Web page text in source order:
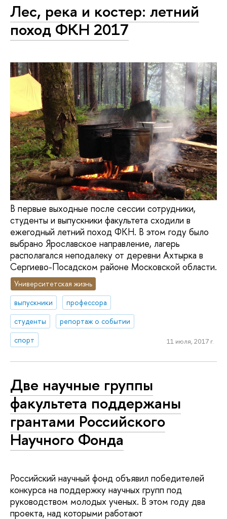
Лес, река и костер: летний
поход ФКН 2017
В первые выходные после сессии сотрудники,
студенты и выпускники факультета сходили в
ежегодный летний поход ФКН. В этом году было
выбрано Ярославское направление, лагерь
располагался неподалеку от деревни Ахтырка в
Сергиево-Посадском районе Московской области.
Университетская жизнь
выпускники
профессора
студенты
репортаж о событии
спорт
11 июля, 2017 г.
Две научные группы
факультета поддержаны
грантами Российского
Научного Фонда
Российский научный фонд объявил победителей
конкурса на поддержку научных групп под
руководством молодых ученых. В этом году два
проекта, над которыми работают